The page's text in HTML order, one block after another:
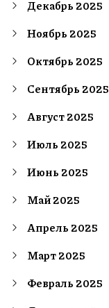
Декабрь 2025
Ноябрь 2025
Октябрь 2025
Сентябрь 2025
Август 2025
Июль 2025
Июнь 2025
Май 2025
Апрель 2025
Март 2025
Февраль 2025